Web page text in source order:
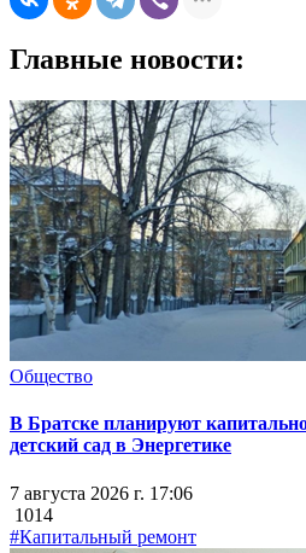
Главные новости:
Общество
В Братске планируют
детский сад в Энергетике
7 августа 2026 г. 17:06
1014
#Капитальный ремонт